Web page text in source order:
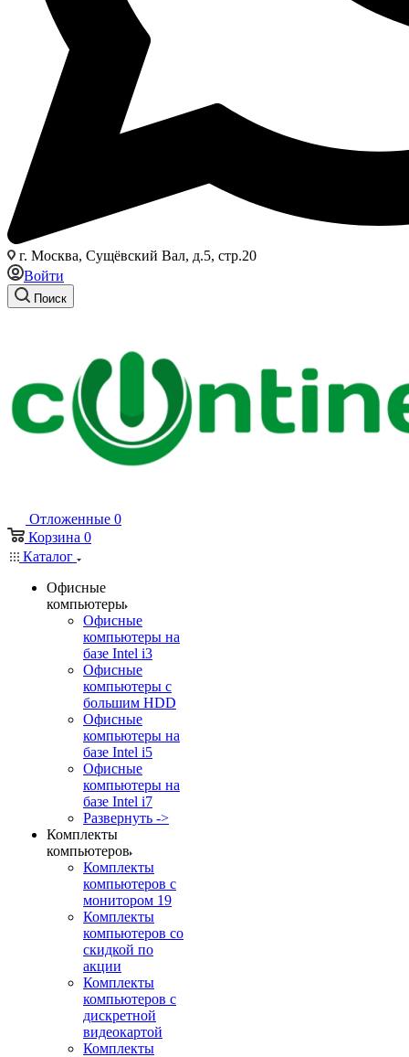
г. Москва, Сущёвский Вал, д.5, стр.20
Войти
Поиск
Отложенные 0
Корзина 0
Каталог
Офисные
компьютеры
Офисные
компьютеры на
базе Intel i3
Офисные
компьютеры с
большим HDD
Офисные
компьютеры на
базе Intel i5
Офисные
компьютеры на
базе Intel i7
Развернуть ->
Комплекты
компьютеров
Комплекты
компьютеров с
монитором 19
Комплекты
компьютеров со
скидкой по
акции
Комплекты
компьютеров с
дискретной
видеокартой
Комплекты